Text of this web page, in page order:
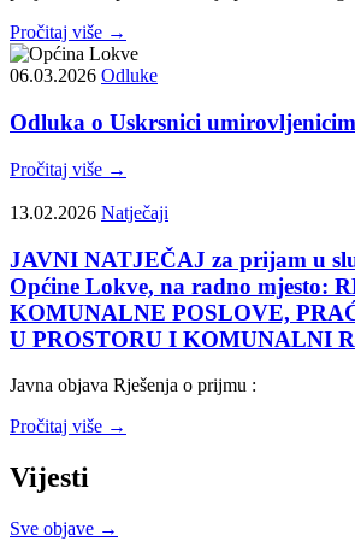
Pročitaj više →
06.03.2026 Odluke
Odluka o Uskrsnici
Pročitaj više →
13.02.2026 Natječaji
JAVNI NATJEČAJ za prijam u
Općine Lokve, na radno mjesto:
KOMUNALNE POSLOVE,
U PROSTORU I KOMUNALNI
Javna objava Rješenja o prijmu :
Pročitaj više →
Vijesti
Sve objave →